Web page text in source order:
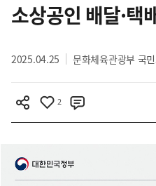
츠
역
소상공인 배달·택
2025.04.25 문화체육관광부 국
2